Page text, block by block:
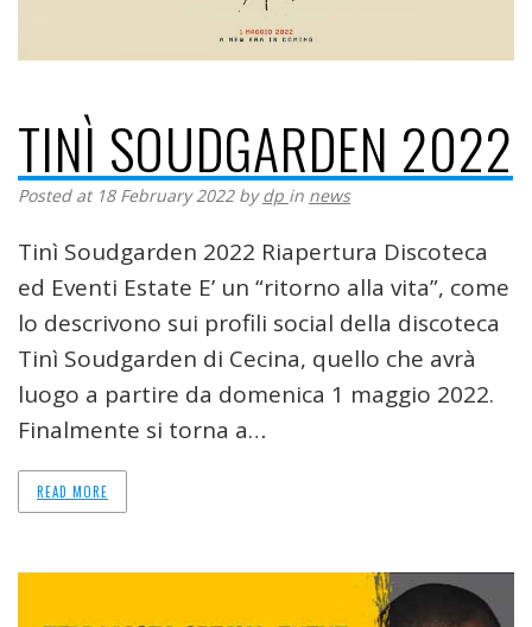
TINÌ SOUDGARDEN 2022
Posted at 18 February 2022 bydp in news
Tinì Soudgarden 2022 Riapertura Discoteca
ed Eventi Estate E’ un “ritorno alla vita”, come
lo descrivono sui profili social della discoteca
Tinì Soudgarden di Cecina, quello che avrà
luogo a partire da domenica 1 maggio 2022.
Finalmente si torna a…
READ MORE